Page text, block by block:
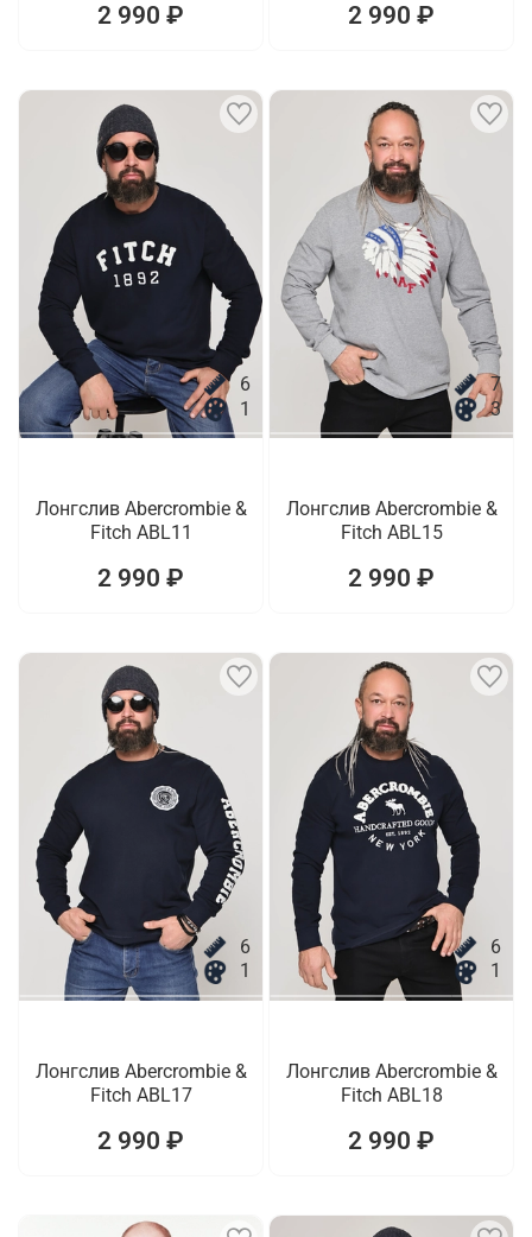
2 990 ₽ 2 990 ₽
6
1
Лонгслив Abercrombie &
Fitch ABL11
2 990 ₽
7
3
Лонгслив Abercrombie &
Fitch ABL15
2 990 ₽
6
1
Лонгслив Abercrombie &
Fitch ABL17
2 990 ₽
6
1
Лонгслив Abercrombie &
Fitch ABL18
2 990 ₽